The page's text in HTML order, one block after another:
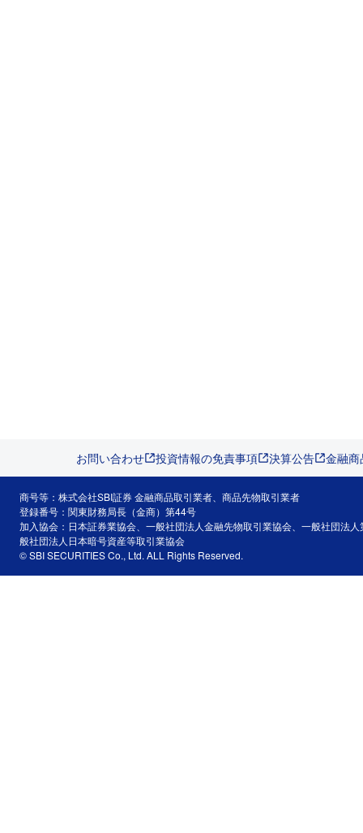
お問い合わせ 投資情報の免責事項 決算公告 金融
商号等：株式会社SBI証券 金融商品取引業者、商品先物取引業者
登録番号：関東財務局長（金商）第44号
加入協会：日本証券業協会、一般社団法人金融先物取引業協会、一般社団法
般社団法人日本暗号資産等取引業協会
© SBI SECURITIES Co., Ltd. ALL Rights Reserved.